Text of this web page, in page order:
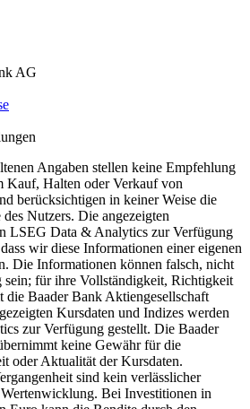
AG
Angaben stellen keine Empfehlung
Kauf, Halten oder Verkauf von
berücksichtigen in keiner Weise die
Nutzers. Die angezeigten
LSEG Data & Analytics zur Verfügung
wir diese Informationen einer eigenen
Die Informationen können falsch, nicht
sein; für ihre Vollständigkeit, Richtigkeit
die Baader Bank Aktiengesellschaft
Kursdaten und Indizes werden
zur Verfügung gestellt. Die Baader
keine Gewähr für die
oder Aktualität der Kursdaten.
sind kein verlässlicher
Bei Investitionen in